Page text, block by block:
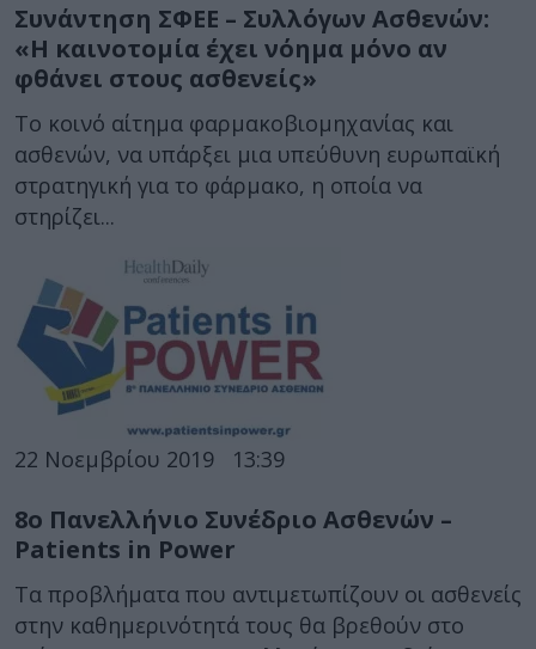
Συνάντηση ΣΦΕΕ – Συλλόγων Ασθενών:
«Η καινοτομία έχει νόημα μόνο αν
φθάνει στους ασθενείς»
Το κοινό αίτημα φαρμακοβιομηχανίας και
ασθενών, να υπάρξει μια υπεύθυνη ευρωπαϊκή
στρατηγική για το φάρμακο, η οποία να
στηρίζει...
22 Νοεμβρίου 2019 13:39
8ο Πανελλήνιο Συνέδριο Ασθενών –
Patients in Power
Τα προβλήματα που αντιμετωπίζουν οι ασθενείς
στην καθημερινότητά τους θα βρεθούν στο